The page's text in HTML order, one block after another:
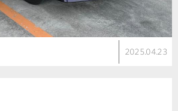
2025.04.23